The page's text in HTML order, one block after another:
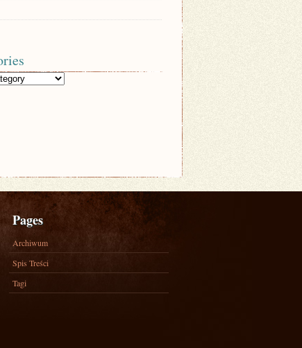
Pages
Archiwum
Spis Treści
Tagi